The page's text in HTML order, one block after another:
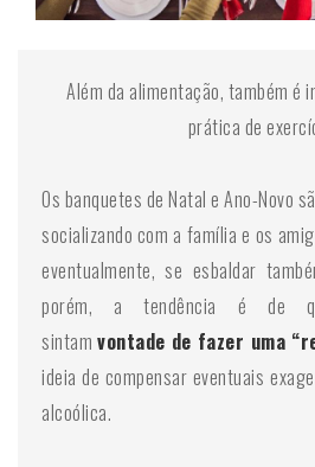
Além da alimentação, também é
prática de
Os banquetes de Natal e Ano-Novo
socializando com a família e os
eventualmente, se esbaldar
porém, a tendência é de
sintamvontade de fazer uma
ideia de compensar eventuais
alcoólica.